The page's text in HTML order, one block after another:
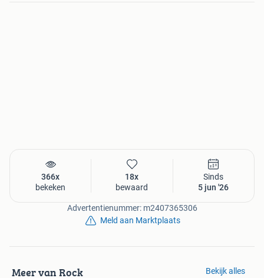
366x
bekeken
18x
bewaard
Sinds
5 jun '26
Advertentienummer: m2407365306
Meld aan Marktplaats
Meer van Rock Bekijk alles